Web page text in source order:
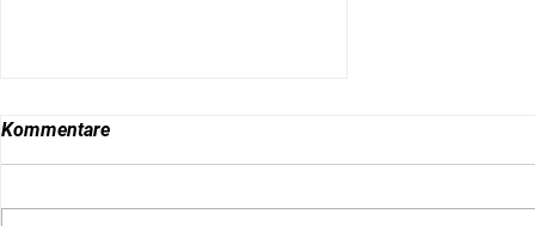
Kommentare